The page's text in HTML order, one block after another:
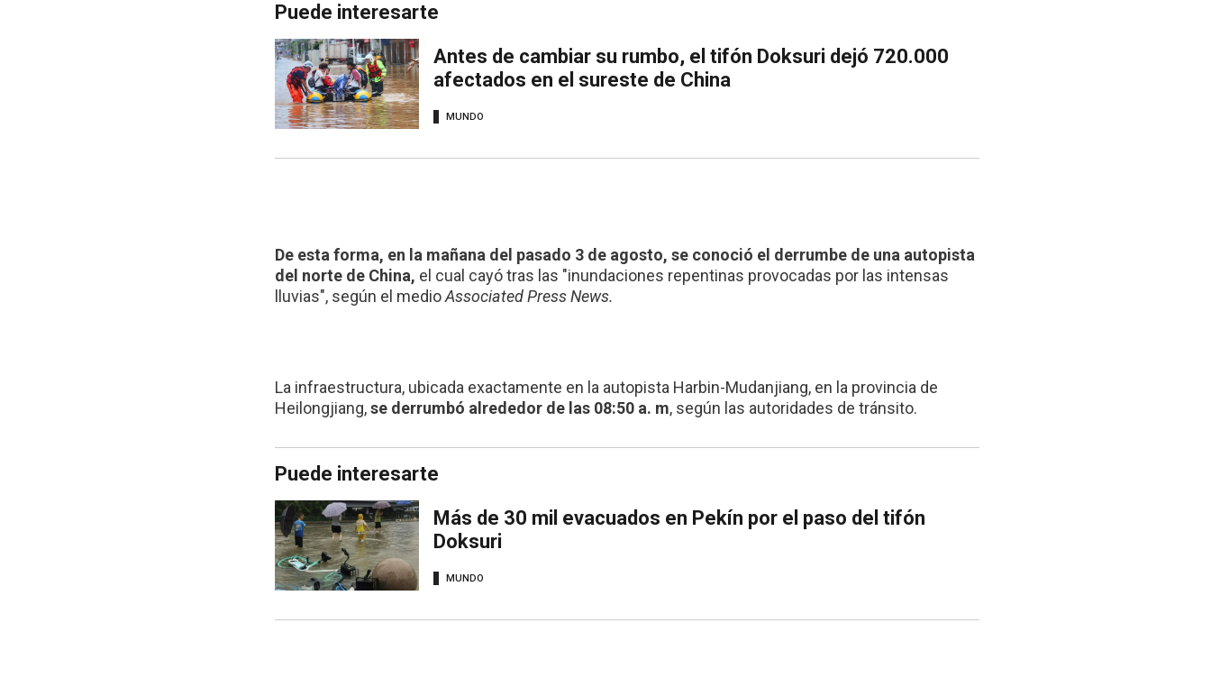
Puede interesarte
Antes de cambiar su rumbo, el tifón Doksuri dejó 720.000
afectados en el sureste de China
MUNDO
De esta forma, en la mañana del pasado 3 de agosto, se conoció el derrumbe de una autopista
del norte de China, el cual cayó tras las "inundaciones repentinas provocadas por las intensas
lluvias", según el medioAssociated Press News.
La infraestructura, ubicada exactamente en la autopista Harbin-Mudanjiang, en la provincia de
Heilongjiang,se derrumbó alrededor de las 08:50 a. m, según las autoridades de tránsito.
Puede interesarte
Más de 30 mil evacuados en Pekín por el paso del tifón
Doksuri
MUNDO